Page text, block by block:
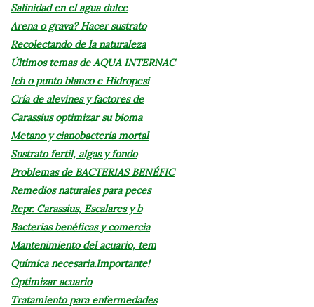
Salinidad en el agua dulce
Arena o grava? Hacer sustrato
Recolectando de la naturaleza
Últimos temas de AQUA INTERNAC
Ich o punto blanco e Hidropesi
Cría de alevines y factores de
Carassius optimizar su bioma
Metano y cianobacteria mortal
Sustrato fertil, algas y fondo
Problemas de BACTERIAS BENÉFIC
Remedios naturales para peces
Repr. Carassius, Escalares y b
Bacterias benéficas y comercia
Mantenimiento del acuario, tem
Química necesaria.Importante!
Optimizar acuario
Tratamiento para enfermedades